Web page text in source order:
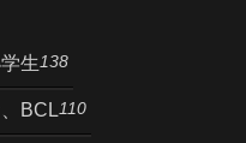
生138
BCL110